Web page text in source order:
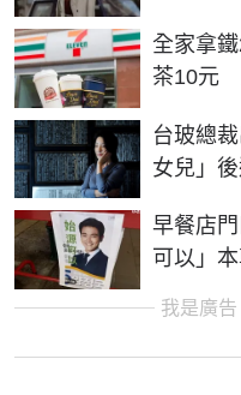
全家拿
茶10元
台玻總
女兒」
早餐店
可以」
我是廣